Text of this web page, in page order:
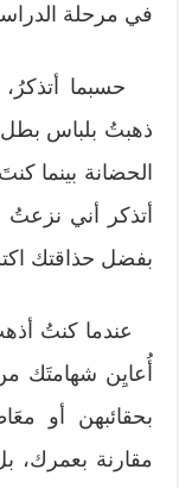
في مرحلة
حسبما
ذهبتُ بلباس بطل
الحضانة بينما
أتذكر أني نزعتُ
بفضل حذاقتك
عندما كنتُ
أُعايِن شهامتَك
بحقائبهن أو
مقارنة بعمرك،